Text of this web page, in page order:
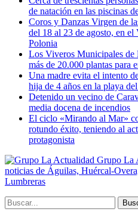
de natación en las piscinas
Coros y Danzas Virgen de
del 18 al 23 de agosto, en
Polonia
Los Viveros Municipales de
más de 20.000 plantas para
Una madre evita el intento
hija de 4 años en la playa
Detenido un vecino de
media docena de incendios
El ciclo «Mirando al Mar»
rotundo éxito, teniendo al
protagonista
Grupo La
noticias de Águilas, Huércal-
Lumbreras